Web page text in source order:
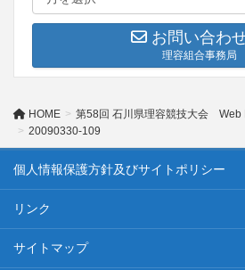
お問い合わ
理容組合事務局
HOME
第58回 石川県理容競技大会 Web
20090330-109
個人情報保護方針及びサイトポリシー
リンク
サイトマップ